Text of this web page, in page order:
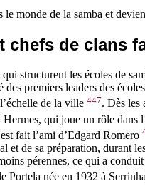
monde de la samba et
chefs de clans
structurent les écoles de
premiers leaders des
de la ville 447. Dès les
qui joue un rôle dans
fait l’ami d’Edgard Romero
et de sa préparation, durant
pérennes, ce qui a
Portela née en 1932 à